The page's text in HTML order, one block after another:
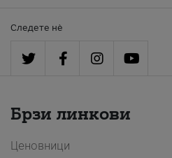
Следете нè
Брзи линкови
Ценовници